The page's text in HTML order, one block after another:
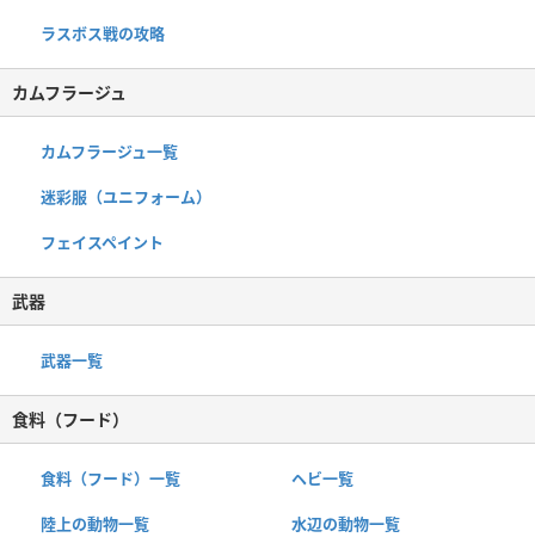
ラスボス戦の攻略
カムフラージュ
カムフラージュ一覧
迷彩服（ユニフォーム）
フェイスペイント
武器
武器一覧
食料（フード）
食料（フード）一覧 ヘビ一覧
陸上の動物一覧 水辺の動物一覧